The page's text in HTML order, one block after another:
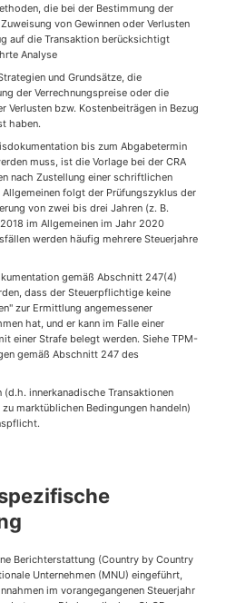
die bei der Bestimmung der
von Gewinnen oder Verlusten
auf die Transaktion berücksichtigt
Analyse
und Grundsätze, die
der Verrechnungspreise oder die
Verlusten bzw. Kostenbeiträgen in Bezug
haben.
bis zum Abgabetermin
muss, ist die Vorlage bei der CRA
nach Zustellung einer schriftlichen
folgt der Prüfungszyklus der
von zwei bis drei Jahren (z. B.
im Allgemeinen im Jahr 2020
werden häufig mehrere Steuerjahre
gemäß Abschnitt 247(4)
dass der Steuerpflichtige keine
zur Ermittlung angemessener
hat, und er kann im Falle einer
einer Strafe belegt werden. Siehe TPM-
gemäß Abschnitt 247 des
(d.h. innerkanadische Transaktionen
marktüblichen Bedingungen handeln)
Berichterstattung (Country by Country
Unternehmen (MNU) eingeführt,
im vorangegangenen Steuerjahr